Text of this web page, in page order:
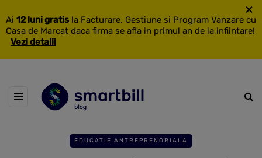
Ai 12 luni gratis la Facturare, Gestiune si Program Vanzare cu
Casa de Marcat daca firma se afla in primul an de la infiintare!
Vezi detalii
×
EDUCATIE ANTREPRENORIALA